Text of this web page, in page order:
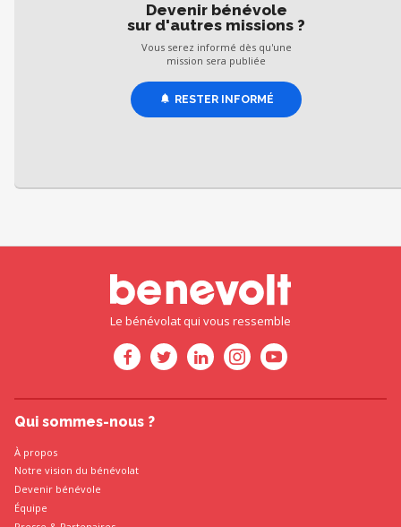
Devenir bénévole
sur d'autres missions ?
Vous serez informé dès qu'une
mission sera publiée
RESTER INFORMÉ
Le bénévolat qui vous ressemble
Qui sommes-nous ?
À propos
Notre vision du bénévolat
Devenir bénévole
Équipe